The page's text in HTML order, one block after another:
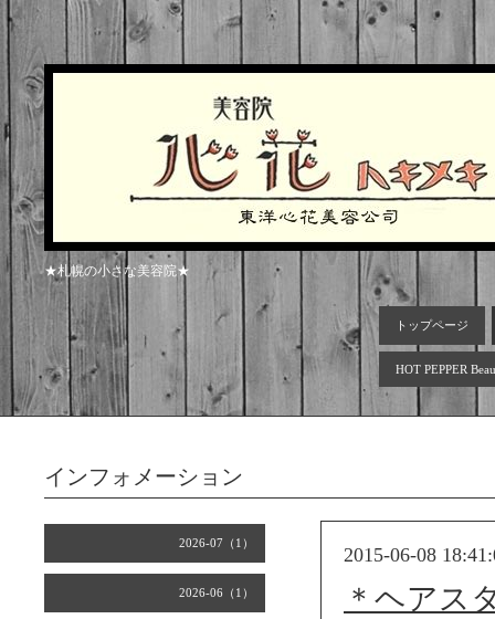
★札幌の小さな美容院★
トップページ
HOT PEPPER
2026-07（1）
2026-06（1）
インフォメーション
2015-06-08
＊ヘアス